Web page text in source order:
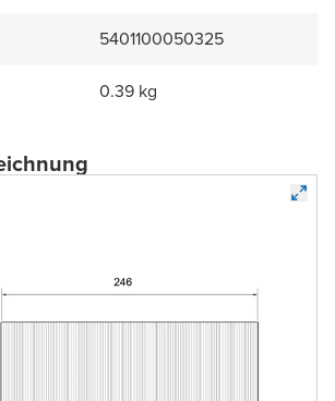
5401100050325
0.39 kg